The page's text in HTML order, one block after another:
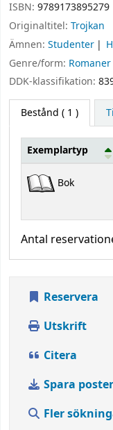
ISBN: 9789173895279
Originaltitel: Trojkan
Ämnen: Studenter
Genre/form: Romaner
DDK-klassifikation:
Bestånd ( 1 )
Bestånd
Exemplartyp
Bok
Antal
Reservera
Utskrift
Citera
Spara
Fler